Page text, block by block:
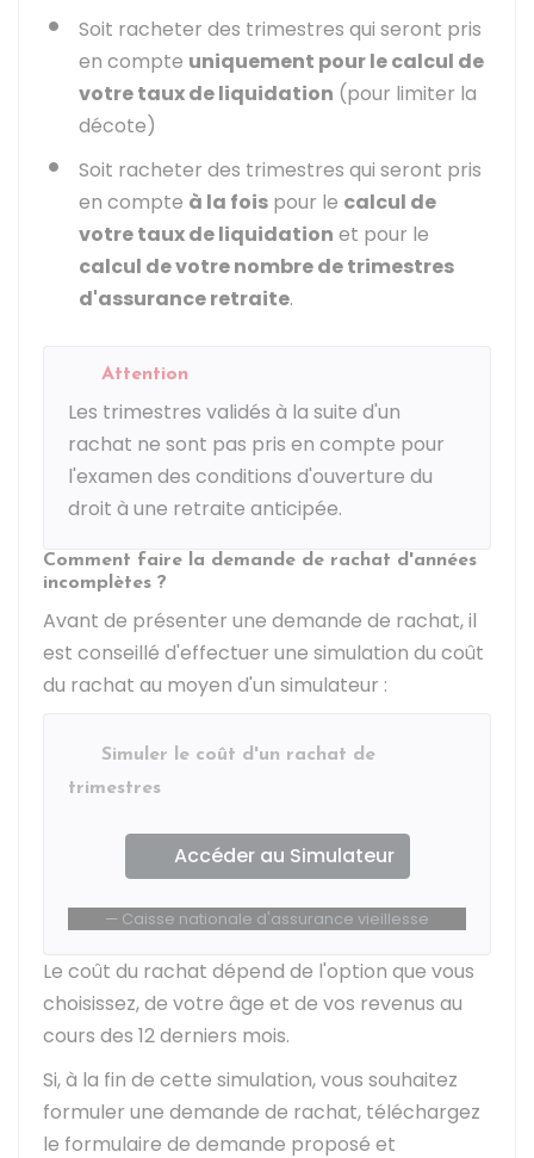
Soit racheter des trimestres qui seront pris
en compte uniquement pour le calcul de
votre taux de liquidation (pour limiter la
décote)
Soit racheter des trimestres qui seront pris
en compte à la fois pour le calcul de
votre taux de liquidation et pour le
calcul de votre nombre de trimestres
d'assurance retraite.
Attention
Les trimestres validés à la suite d'un
rachat ne sont pas pris en compte pour
l'examen des conditions d'ouverture du
droit à une retraite anticipée.
Comment faire la demande de rachat d'années
incomplètes ?
Avant de présenter une demande de rachat, il
est conseillé d'effectuer une simulation du coût
du rachat au moyen d'un simulateur :
Simuler le coût d'un rachat de
trimestres
Accéder au Simulateur
Caisse nationale d'assurance vieillesse
Le coût du rachat dépend de l'option que vous
choisissez, de votre âge et de vos revenus au
cours des 12 derniers mois.
Si, à la fin de cette simulation, vous souhaitez
formuler une demande de rachat, téléchargez
le formulaire de demande proposé et